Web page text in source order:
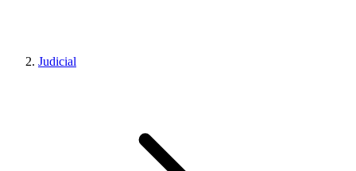
Judicial